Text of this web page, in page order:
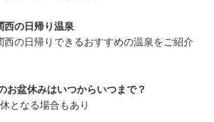
西の日帰り温泉
西の日帰りできるおすすめの温泉をご紹介
お盆休みはいつからいつまで？
となる場合もあり